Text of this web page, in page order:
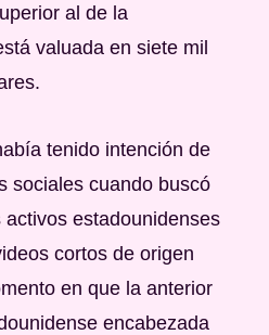
al de la
valuada en siete mil
tenido intención de
sociales cuando buscó
estadounidenses
cortos de origen
en que la anterior
encabezada